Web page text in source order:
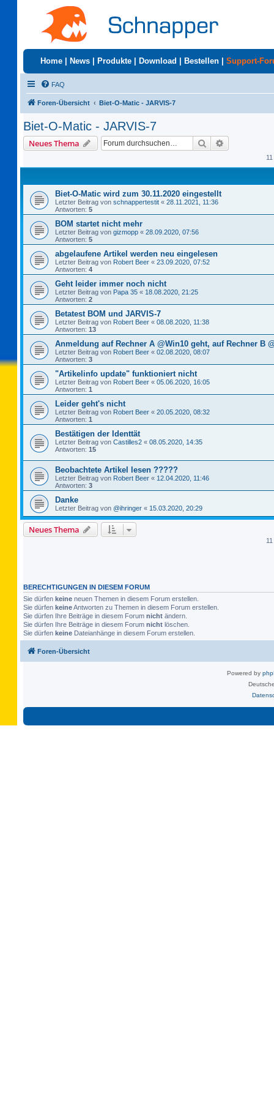
Home News Produkte Download Bestellen Support-
FAQ
Foren-Übersicht Biet-O-Matic - JARVIS-7
Biet-O-Matic - JARVIS-7
Neues Thema Suche
Biet-O-Matic wird zum 30.11.2020 eingestellt
Letzter Beitrag von schnappertestit « 28.11.2021, 11:36
Antworten: 5
BOM startet nicht mehr
Letzter Beitrag von gizmopp « 28.09.2020, 07:56
Antworten: 5
abgelaufene Artikel werden neu eingelesen
Letzter Beitrag von Robert Beer « 23.09.2020, 07:52
Antworten: 4
Geht leider immer noch nicht
Letzter Beitrag von Papa 35 « 18.08.2020, 21:25
Antworten: 2
Betatest BOM und JARVIS-7
Letzter Beitrag von Robert Beer « 08.08.2020, 11:38
Antworten: 13
Anmeldung auf Rechner A @Win10 geht, auf Rechner B
Letzter Beitrag von Robert Beer « 02.08.2020, 08:07
Antworten: 3
"Artikelinfo update" funktioniert nicht
Letzter Beitrag von Robert Beer « 05.06.2020, 16:05
Antworten: 1
Leider geht's nicht
Letzter Beitrag von Robert Beer « 20.05.2020, 08:32
Antworten: 1
Bestätigen der Identtät
Letzter Beitrag von Castilles2 « 08.05.2020, 14:35
Antworten: 15
Beobachtete Artikel lesen ?????
Letzter Beitrag von Robert Beer « 12.04.2020, 11:46
Antworten: 3
Danke
Letzter Beitrag von @ihringer « 15.03.2020, 20:29
Neues Thema
BERECHTIGUNGEN IN DIESEM FORUM
Sie dürfen keine neuen Themen in diesem Forum erstellen.
Sie dürfen keineAntworten zu Themen in diesem Forum erstellen.
Sie dürfen Ihre Beiträge in diesem Forum nicht ändern.
Sie dürfen Ihre Beiträge in diesem Forum nicht löschen.
Sie dürfen keine Dateianhänge in diesem Forum erstellen.
Foren-Übersicht
Powered by